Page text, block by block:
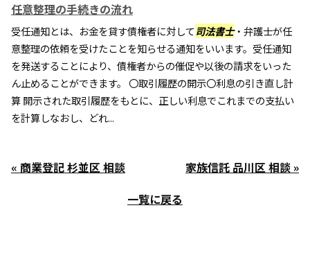
任意整理の手続きの流れ
受任通知とは、お金を貸す債権者に対して司法書士・弁護士が任
意整理の依頼を受けたことを知らせる通知をいいます。受任通知
を発送することにより、債権者からの催促や以後の請求をいった
ん止めることができます。 〇取引履歴の開示〇利息の引き直し計
算 開示された取引履歴をもとに、正しい利息でこれまでの支払い
を計算しなおし、どれ...
« 商業登記 杉並区 相談
家族信託 品川区 相談 »
一覧に戻る